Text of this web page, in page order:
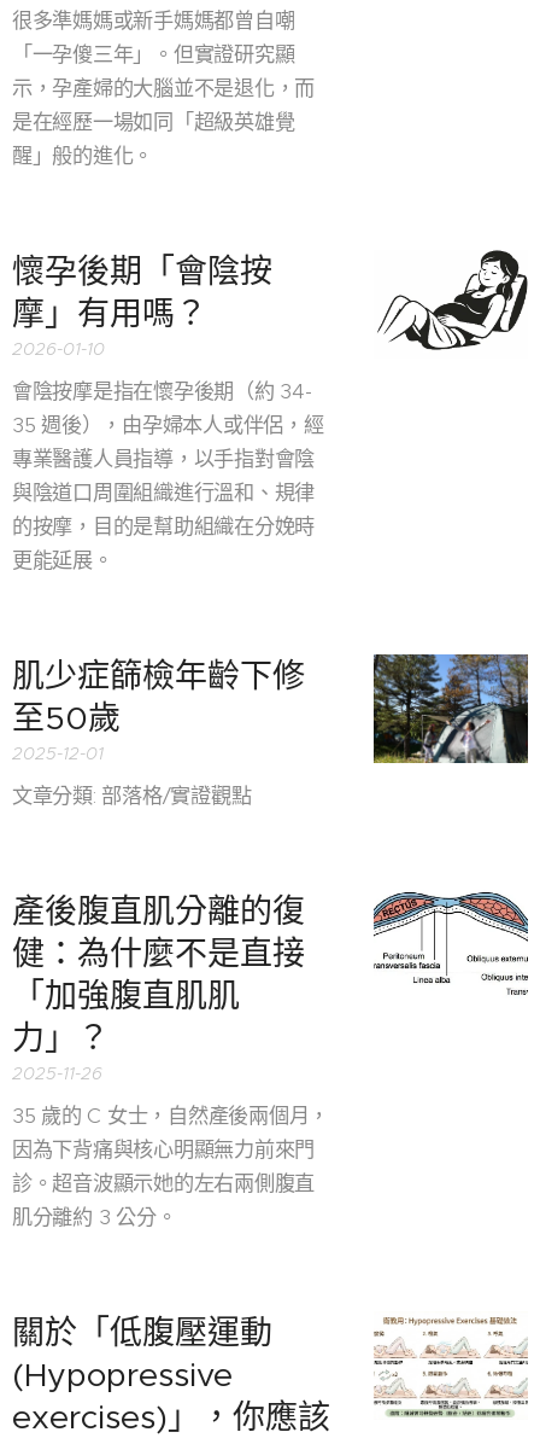
很多準媽媽或新手媽媽都曾自嘲
「一孕傻三年」。但實證研究顯
示，孕產婦的大腦並不是退化，而
是在經歷一場如同「超級英雄覺
醒」般的進化。​
懷孕後期「會陰按
摩」有用嗎？
2026-01-10
會陰按摩是指在懷孕後期（約 34-
35 週後），由孕婦本人或伴侶，經
專業醫護人員指導，以手指對會陰
與陰道口周圍組織進行溫和、規律
的按摩，目的是幫助組織在分娩時
更能延展。
肌少症篩檢年齡下修
至50歲
2025-12-01
文章分類: 部落格/實證觀點
產後腹直肌分離的復
健：為什麼不是直接
「加強腹直肌肌
力」？
2025-11-26
35 歲的 C 女士，自然產後兩個月，
因為下背痛與核心明顯無力前來門
診。超音波顯示她的左右兩側腹直
肌分離約 3 公分。
關於「低腹壓運動
(Hypopressive
exercises)」，你應該